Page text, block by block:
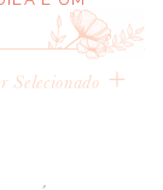
Selecionado +